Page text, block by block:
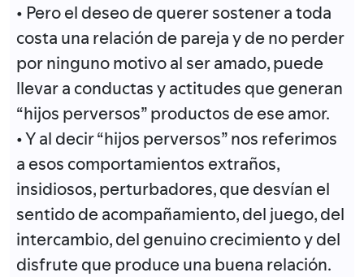
• Pero el deseo de querer sostener a toda
costa una relación de pareja y de no perder
por ninguno motivo al ser amado, puede
llevar a conductas y actitudes que generan
“hijos perversos” productos de ese amor.
• Y al decir “hijos perversos” nos referimos
a esos comportamientos extraños,
insidiosos, perturbadores, que desvían el
sentido de acompañamiento, del juego, del
intercambio, del genuino crecimiento y del
disfrute que produce una buena relación.